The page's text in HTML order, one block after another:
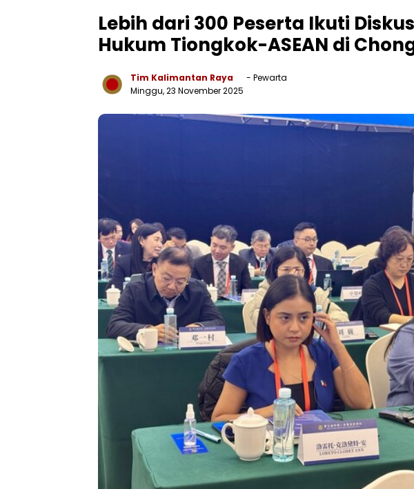
Lebih dari 300 Peserta Ikuti
Hukum Tiongkok-ASEAN di
Tim Kalimantan Raya
- Pewarta
Minggu, 23 November 2025